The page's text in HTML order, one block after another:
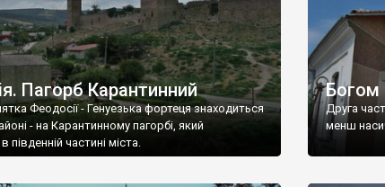
Пагорб Карантинний
Феодосії - Генуезька фортеця знаходиться
- на Карантинному пагорбі, який
південній частині міста.
Богом
Друга
менш